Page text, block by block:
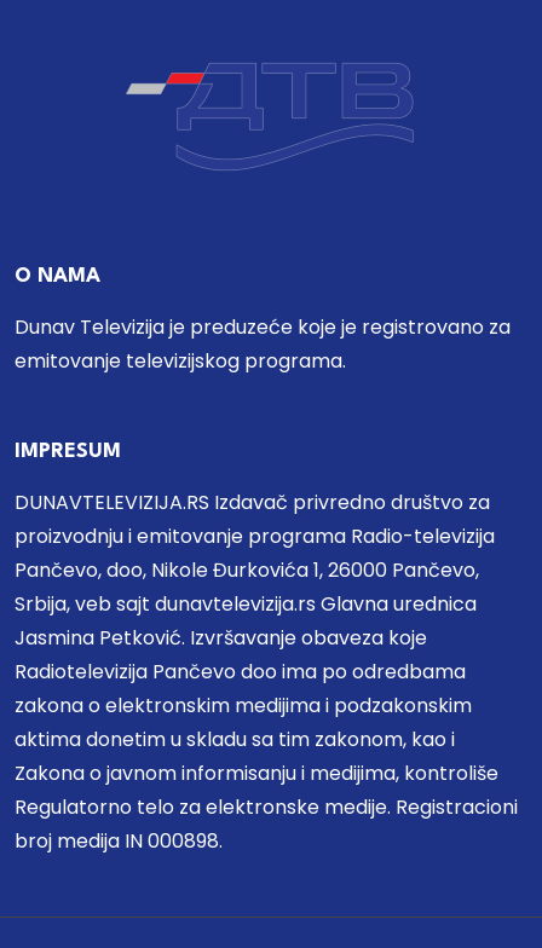
O NAMA
Dunav Televizija je preduzeće koje je registrovano za
emitovanje televizijskog programa.
IMPRESUM
DUNAVTELEVIZIJA.RS Izdavač privredno društvo za
proizvodnju i emitovanje programa Radio-televizija
Pančevo, doo, Nikole Đurkovića 1, 26000 Pančevo,
Srbija, veb sajt dunavtelevizija.rs Glavna urednica
Jasmina Petković. Izvršavanje obaveza koje
Radiotelevizija Pančevo doo ima po odredbama
zakona o elektronskim medijima i podzakonskim
aktima donetim u skladu sa tim zakonom, kao i
Zakona o javnom informisanju i medijima, kontroliše
Regulatorno telo za elektronske medije. Registracioni
broj medija IN 000898.